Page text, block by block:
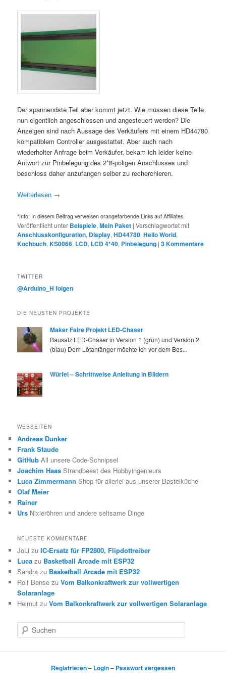
Der spannendste Teil aber kommt jetzt. Wie müssen diese Teile
nun eigentlich angeschlossen und angesteuert werden? Die
Anzeigen sind nach Aussage des Verkäufers mit einem HD44780
kompatiblem Controller ausgestattet. Aber auch nach
wiederholter Anfrage beim Verkäufer, bekam ich leider keine
Antwort zur Pinbelegung des 2*8-poligen Anschlusses und
beschloss daher anzufangen selber zu recherchieren.
Weiterlesen →
*Info: In diesem Beitrag verweisen orangefarbende Links auf Affiliates.
Veröffentlicht unter Beispiele,Mein Paket |Verschlagwortet mit
Anschlusskonfiguration, Display,HD44780,Hello World,
Kochbuch,KS0066, LCD, LCD 4*40, Pinbelegung |3Kommentare
TWITTER
@Arduino_H folgen
DIE NEUSTEN PROJEKTE
Maker Faire Projekt LED-Chaser
Bausatz LED-Chaser in Version 1 (grün) und Version 2
(blau) Dem Lötanfänger möchte ich vor dem Bes...
Würfel – Schrittweise Anleitung in Bildern
WEBSEITEN
Andreas Dunker
Frank Staude
GitHub All unsere Code-Schnipsel
Joachim Haas Strandbeest des Hobbyingenieurs
Luca Zimmermann Shop für allerlei aus unserer Bastelküche
Olaf Meier
Rainer
Urs Nixieröhren und andere seltsame Dinge
NEUESTE KOMMENTARE
JoLi zuIC-Ersatz für FP2800, Flipdottreiber
Luca zu Basketball Arcade mit ESP32
Sandra zu Basketball Arcade mit ESP32
Rolf Bense zuVom Balkonkraftwerk zur vollwertigen
Solaranlage
Helmut zuVom Balkonkraftwerk zur vollwertigen Solaranlage
u
Registrieren– Login– Passwort vergessen